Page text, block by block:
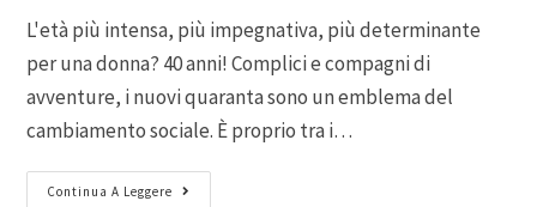
L'età più intensa, più impegnativa, più determinante
per una donna? 40 anni! Complici e compagni di
avventure, i nuovi quaranta sono un emblema del
cambiamento sociale. È proprio tra i…
Continua A Leggere